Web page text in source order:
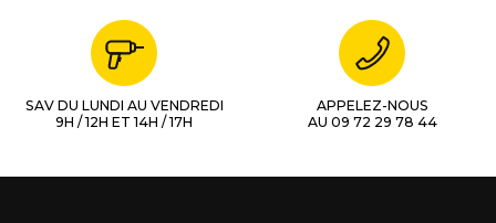
SAV DU LUNDI AU VENDREDI
9H / 12H ET 14H / 17H
APPELEZ-NOUS
AU 09 72 29 78 44